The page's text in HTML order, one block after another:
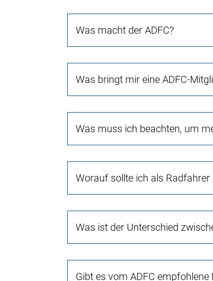
Was macht der ADFC?
Was bringt mir eine ADFC-
Was muss ich beachten, um
Worauf sollte ich als Radfahrer
Was ist der Unterschied
Gibt es vom ADFC